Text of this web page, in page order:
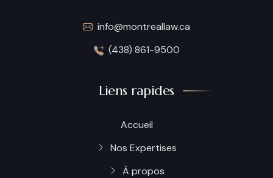
info@montreallaw.ca
(438) 861-9500
Liens rapides
Accueil
Nos Expertises
À propos